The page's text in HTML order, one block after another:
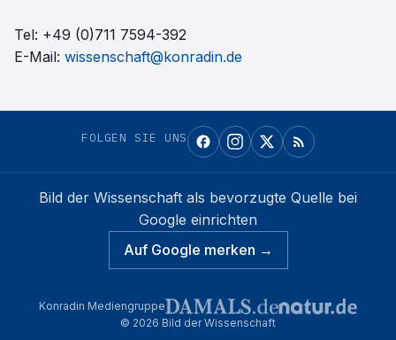
Tel: +49 (0)711 7594-392
E-Mail: wissenschaft@konradin.de
FOLGEN SIE UNS
Bild der Wissenschaft als bevorzugte Quelle bei
Google einrichten
Auf Google merken →
Konradin Mediengruppe
© 2026 Bild der Wissenschaft